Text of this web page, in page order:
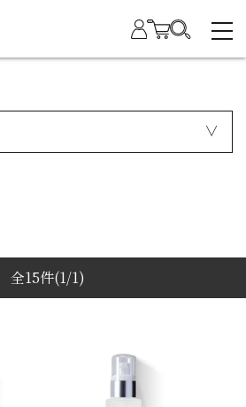
全15件(1/1)